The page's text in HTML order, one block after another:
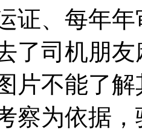
证、每年
了司机朋
片不能了
察为依据